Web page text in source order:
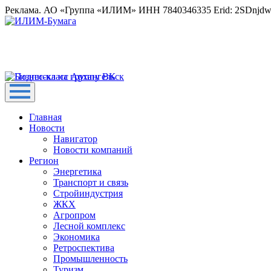
Реклама. АО «Группа «ИЛИМ» ИНН 7840346335 Erid:
Главная
Новости
Навигатор
Новости компаний
Регион
Энергетика
Транспорт и связь
Стройиндустрия
ЖКХ
Агропром
Лесной комплекс
Экономика
Ретроспектива
Промышленность